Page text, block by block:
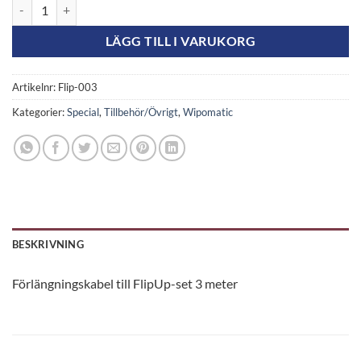
LÄGG TILL I VARUKORG
Artikelnr: Flip-003
Kategorier:Special,Tillbehör/Övrigt,Wipomatic
BESKRIVNING
Förlängningskabel till FlipUp-set 3 meter